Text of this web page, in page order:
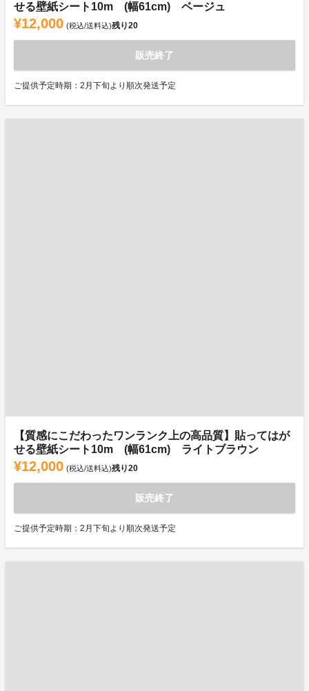
せる壁紙シート10m (幅61cm) ベージュ
¥12,000 (税込/送料込)残り20
販売終了
ご提供予定時期：2月下旬より順次発送予定
【質感にこだわったワンランク上の高品質】貼ってはが
せる壁紙シート10m (幅61cm) ライトブラウン
¥12,000 (税込/送料込)残り20
販売終了
ご提供予定時期：2月下旬より順次発送予定